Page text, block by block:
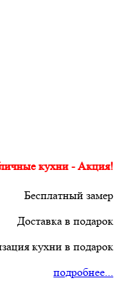
кухни - Акция!
Бесплатный замер
Доставка в подарок
кухни в подарок
подробнее...